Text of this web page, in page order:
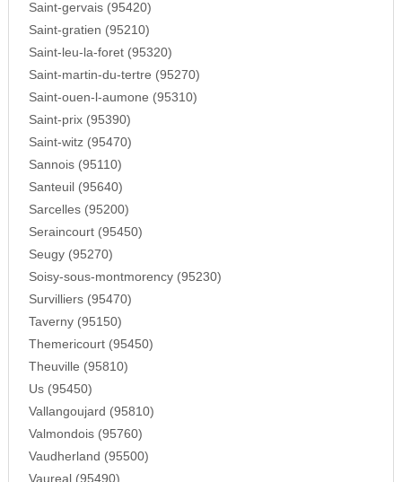
Saint-gervais (95420)
Saint-gratien (95210)
Saint-leu-la-foret (95320)
Saint-martin-du-tertre (95270)
Saint-ouen-l-aumone (95310)
Saint-prix (95390)
Saint-witz (95470)
Sannois (95110)
Santeuil (95640)
Sarcelles (95200)
Seraincourt (95450)
Seugy (95270)
Soisy-sous-montmorency (95230)
Survilliers (95470)
Taverny (95150)
Themericourt (95450)
Theuville (95810)
Us (95450)
Vallangoujard (95810)
Valmondois (95760)
Vaudherland (95500)
Vaureal (95490)